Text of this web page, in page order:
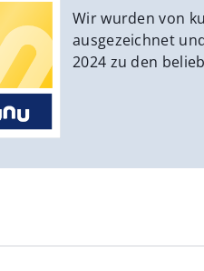
Wir wurden von
ausgezeichnet
2024 zu den